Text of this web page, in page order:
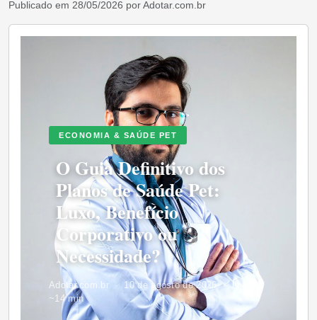
Publicado em 28/05/2026 porAdotar.com.br
ECONOMIA & SAÚDE PET
O Guia Definitivo dos
Planos de Saúde Pet:
Luxo, Benefício
Corporativo ou
Necessidade?
Adotar.com.br · 10 de agosto de 2026· Leitura:
~14 min